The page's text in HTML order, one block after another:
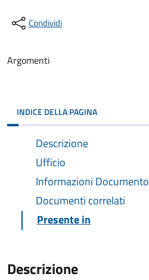
Condividi
Argomenti
INDICE DELLA PAGINA
Descrizione
Ufficio
Informazioni Documento
Documenti correlati
Presente in
Descrizione